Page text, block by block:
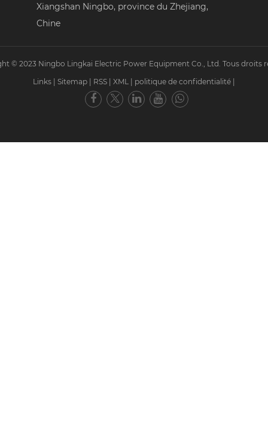
Xiangshan Ningbo, province du Zhejiang,
Chine
© 2023 Ningbo Lingkai Electric Power Equipment Co., Ltd. Tous droits
Links
Sitemap RSS XML politique de confidentialité